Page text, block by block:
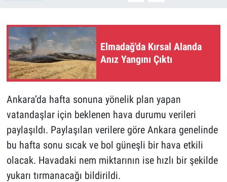
Elmadağ'da Kırsal Alanda
Anız Yangını Çıktı
Ankara’da hafta sonuna yönelik plan yapan
vatandaşlar için beklenen hava durumu verileri
paylaşıldı. Paylaşılan verilere göre Ankara genelinde
bu hafta sonu sıcak ve bol güneşli bir hava etkili
olacak. Havadaki nem miktarının ise hızlı bir şekilde
yukarı tırmanacağı bildirildi.